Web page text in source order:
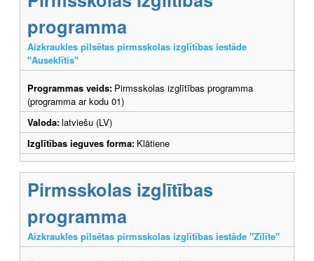
programma
Aizkraukles pilsētas pirmsskolas izglītības iestāde
"Auseklītis"
Programmas veids: Pirmsskolas izglītības programma
(programma ar kodu 01)
Valoda:latviešu (LV)
Izglītības ieguves forma: Klātiene
Pirmsskolas izglītības
programma
Aizkraukles pilsētas pirmsskolas izglītības iestāde "Zīlīte"